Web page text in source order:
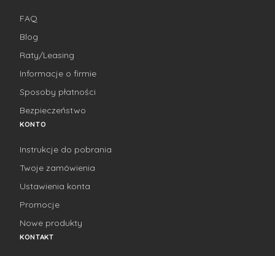
FAQ
Blog
Raty/Leasing
Informacje o firmie
Sposoby płatności
Bezpieczeństwo
KONTO
Instrukcje do pobrania
Twoje zamówienia
Ustawienia konta
Promocje
Nowe produkty
KONTAKT